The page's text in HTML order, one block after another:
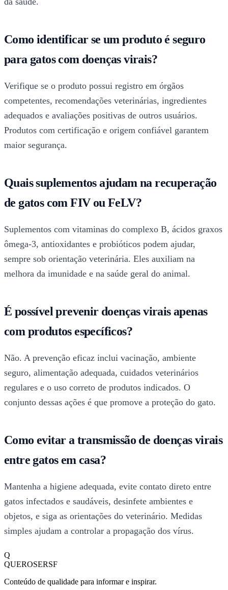
Como identificar se um produto é seguro
para gatos com doenças virais?
Verifique se o produto possui registro em órgãos
competentes, recomendações veterinárias, ingredientes
adequados e avaliações positivas de outros usuários.
Produtos com certificação e origem confiável garantem
maior segurança.
Quais suplementos ajudam na recuperação
de gatos com FIV ou FeLV?
Suplementos com vitaminas do complexo B, ácidos graxos
ômega-3, antioxidantes e probióticos podem ajudar,
sempre sob orientação veterinária. Eles auxiliam na
melhora da imunidade e na saúde geral do animal.
É possível prevenir doenças virais apenas
com produtos específicos?
Não. A prevenção eficaz inclui vacinação, ambiente
seguro, alimentação adequada, cuidados veterinários
regulares e o uso correto de produtos indicados. O
conjunto dessas ações é que promove a proteção do gato.
Como evitar a transmissão de doenças virais
entre gatos em casa?
Mantenha a higiene adequada, evite contato direto entre
gatos infectados e saudáveis, desinfete ambientes e
objetos, e siga as orientações do veterinário. Medidas
simples ajudam a controlar a propagação dos vírus.
Q
QUEROSERSF
Conteúdo de qualidade para informar e inspirar.